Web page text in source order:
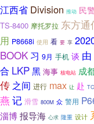
江西省 Division 推动 民
TS-8400 摩托罗拉 东方通
用 P8668i 使用 看 要 享
BOOK 习 9月 手机 谈 由
合 LKP黑 海事 核电站 成
传 之间 进行 max 让 赴
燕 记 滑雪 800M 众 警用
淄博报导海 心求 隆重 设计